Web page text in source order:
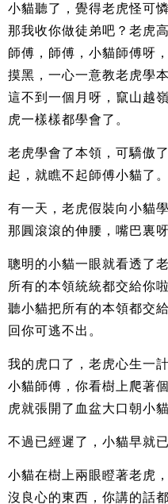
小貓聽了，覺得老虎怪可
那我收你做徒弟吧？老虎
師傅，師傅，小貓師傅呀
摸黑，一心一意教老虎學
這不到一個月呀，竄山越
虎一樣樣都學會了。
老虎學會了本領，可驕傲
起，就瞧不起師傅小貓了。
有一天，老虎假裝向小貓
那圓滾滾的伸腰，嘴巴裏
聰明的小貓一眼就看透了
所有的本領統統都交給你
聽小貓把所有的本領都交
回你可逃不出。
我的虎口了，老虎心生一
小貓師傅，你看樹上爬著
虎就張開了血盆大口朝小貓
不過已經遲了，小貓早就
小貓在樹上兩眼瞪著老虎
沒良心的東西，你講的話